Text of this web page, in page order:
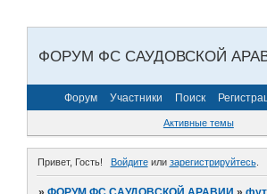
ФОРУМ ФС САУДОВСКОЙ
Форум Участники Поиск
Активные темы
Привет, Гость! Войдитеили зарегистрируйтесь.